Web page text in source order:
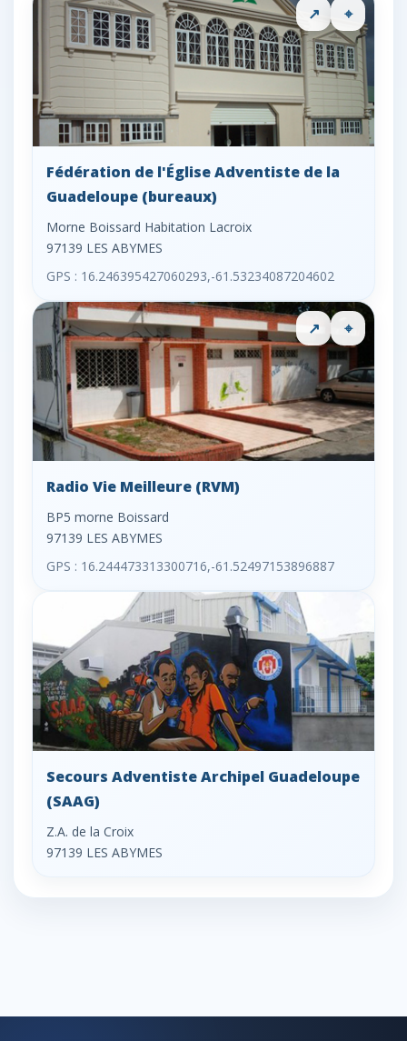
↗ ⌖
Fédération de l'Église Adventiste de la
Guadeloupe (bureaux)
Morne Boissard Habitation Lacroix
97139 LES ABYMES
GPS : 16.246395427060293,-61.53234087204602
↗ ⌖
Radio Vie Meilleure (RVM)
BP5 morne Boissard
97139 LES ABYMES
GPS : 16.244473313300716,-61.52497153896887
Secours Adventiste Archipel Guadeloupe
(SAAG)
Z.A. de la Croix
97139 LES ABYMES